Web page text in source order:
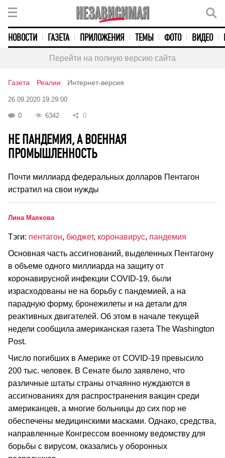
НОВОСТИ ГАЗЕТА ПРИЛОЖЕНИЯ ТЕМЫ ФОТО ВИДЕО
Перейти на полную версию сайта
Газета Реалии Интернет-версия
26.09.2020 19:29:00
0 6342 0
НЕ ПАНДЕМИЯ, А ВОЕННАЯ
ПРОМЫШЛЕННОСТЬ
Почти миллиард федеральных долларов Пентагон
истратил на свои нужды
Лина Маякова
Тэги: пентагон, бюджет, коронавирус, пандемия
Основная часть ассигнований, выделенных Пентагону
в объеме одного миллиарда на защиту от
коронавирусной инфекции COVID-19, были
израсходованы не на борьбу с пандемией, а на
парадную форму, бронежилеты и на детали для
реактивных двигателей. Об этом в начале текущей
недели сообщила американская газета The Washington
Post.
Число погибших в Америке от COVID-19 превысило
200 тыс. человек. В Сенате было заявлено, что
различные штаты страны отчаянно нуждаются в
ассигнованиях для распространения вакцин среди
американцев, а многие больницы до сих пор не
обеспечены медицинскими масками. Однако, средства,
направленные Конгрессом военному ведомству для
борьбы с вирусом, оказались у оборонных